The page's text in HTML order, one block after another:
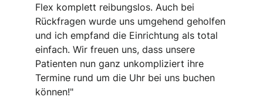
Flex komplett reibungslos. Auch bei
Rückfragen wurde uns umgehend geholfen
und ich empfand die Einrichtung als total
einfach. Wir freuen uns, dass unsere
Patienten nun ganz unkompliziert ihre
Termine rund um die Uhr bei uns buchen
können!"